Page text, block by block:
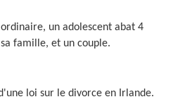
un adolescent abat 4
famille, et un couple.
loi sur le divorce en Irlande.